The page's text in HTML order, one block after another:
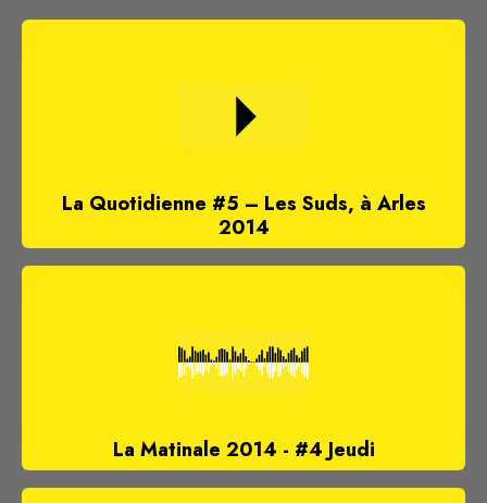
La Quotidienne #5 – Les Suds, à Arles
2014
La Matinale 2014 - #4 Jeudi